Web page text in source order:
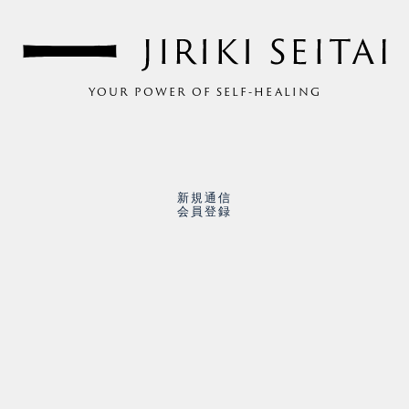
YOUR POWER OF SELF-HEALING
新規通信
会員登録